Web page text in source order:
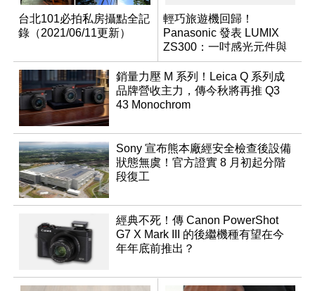
台北101必拍私房攝點全記
錄（2021/06/11更新）
輕巧旅遊機回歸！
Panasonic 發表 LUMIX
ZS300：一吋感光元件與
15 倍光學變焦
銷量力壓 M 系列！Leica Q 系列成
品牌營收主力，傳今秋將再推 Q3
43 Monochrom
Sony 宣布熊本廠經安全檢查後設備
狀態無虞！官方證實 8 月初起分階
段復工
經典不死！傳 Canon PowerShot
G7 X Mark III 的後繼機種有望在今
年年底前推出？